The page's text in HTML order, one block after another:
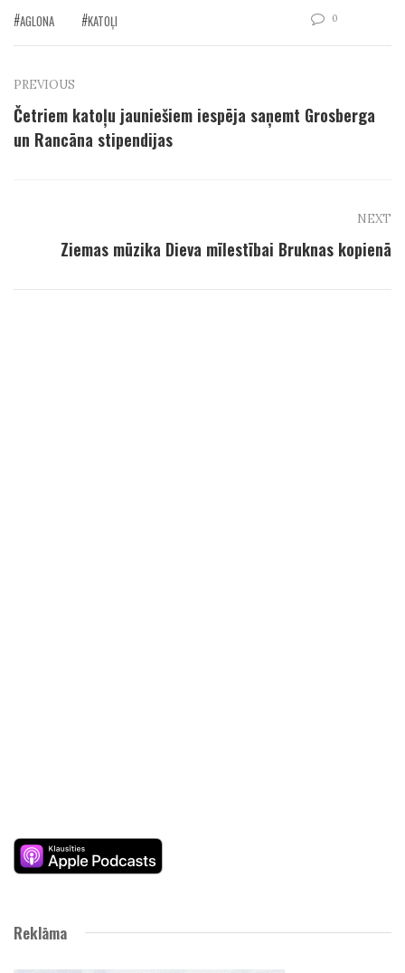
AGLONA KATOĻI 0
PREVIOUS
Četriem katoļu jauniešiem iespēja saņemt Grosberga
un Rancāna stipendijas
NEXT
Ziemas mūzika Dieva mīlestībai Bruknas kopienā
Reklāma